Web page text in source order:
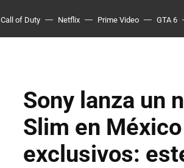
Call of Duty Netflix Prime Video GTA 6
Sony lanza un
Slim en
exclusivos: